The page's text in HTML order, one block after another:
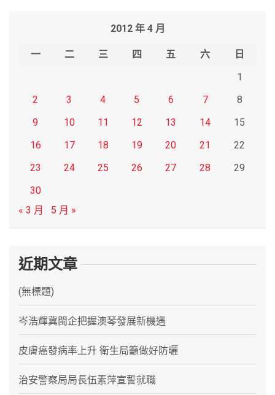
2012 年 4 月
一 二 三 四 五 六
日
1
2
3 4 5 6 7
8
9
10 11 12 13 14
15
16
17 18 19 20 21
22
23
24 25 26 27 28
29
30
« 3 月
5 月 »
近期文章
(無標題)
岑浩輝冀閩企把握澳琴發展新機遇
皮膚癌發病率上升 衛生局籲做好防曬
治安警察局局長伍素萍宣誓就職